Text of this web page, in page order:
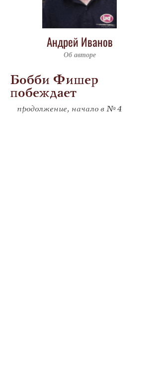
Андрей Иванов
Об авторе
Бобби Фишер
побеждает
продолжение, начало в № 4